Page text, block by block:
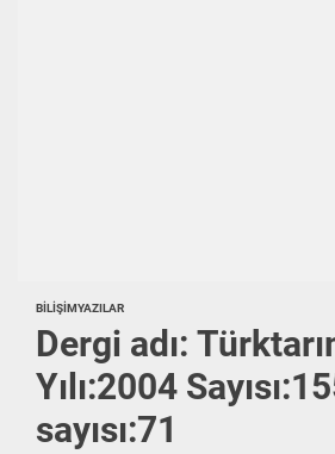
BILIŞIMYAZILAR
Dergi adı:
Yılı:2004
sayısı:71